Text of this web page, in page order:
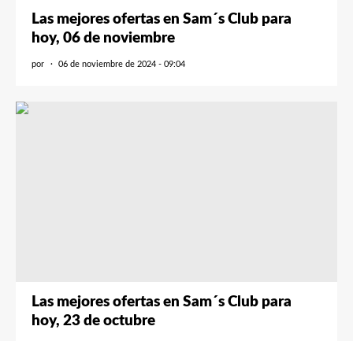
Las mejores ofertas en Sam´s Club para
hoy, 06 de noviembre
por 06 de noviembre de 2024 - 09:04
Las mejores ofertas en Sam´s Club para
hoy, 23 de octubre